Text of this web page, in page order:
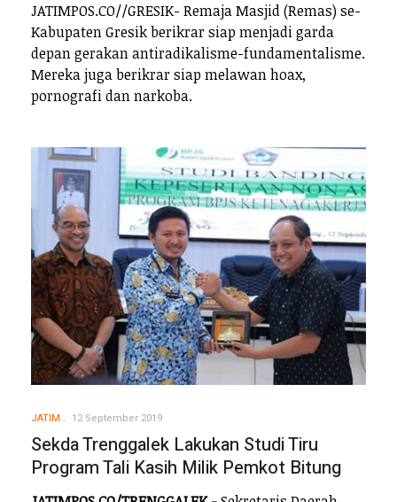
JATIMPOS.CO//GRESIK- Remaja Masjid (Remas) se-
Kabupaten Gresik berikrar siap menjadi garda
depan gerakan antiradikalisme-fundamentalisme.
Mereka juga berikrar siap melawan hoax,
pornografi dan narkoba.
JATIM 12 September 2019
Sekda Trenggalek Lakukan Studi Tiru
Program Tali Kasih Milik Pemkot Bitung